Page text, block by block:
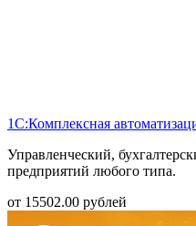
1С:Комплексная
Управленческий,
предприятий любого типа.
от 15502.00 рублей